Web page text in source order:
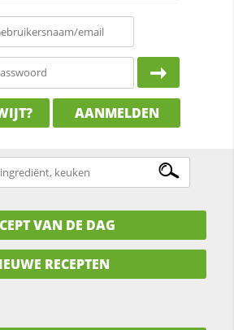
AANMELDEN
VAN DE DAG
RECEPTEN